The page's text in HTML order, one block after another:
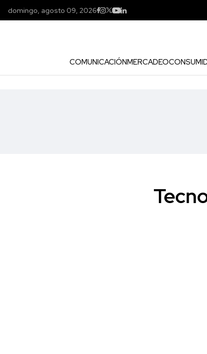
domingo, agosto 09, 2026
COMUNICACIÓNMERCADEO